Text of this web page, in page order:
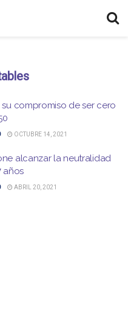
compromiso de ser cero
OCTUBRE 14, 2021
alcanzar la neutralidad
años
ABRIL 20, 2021